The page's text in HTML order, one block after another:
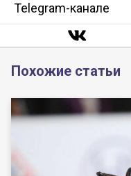
Telegram-канале
Похожие статьи